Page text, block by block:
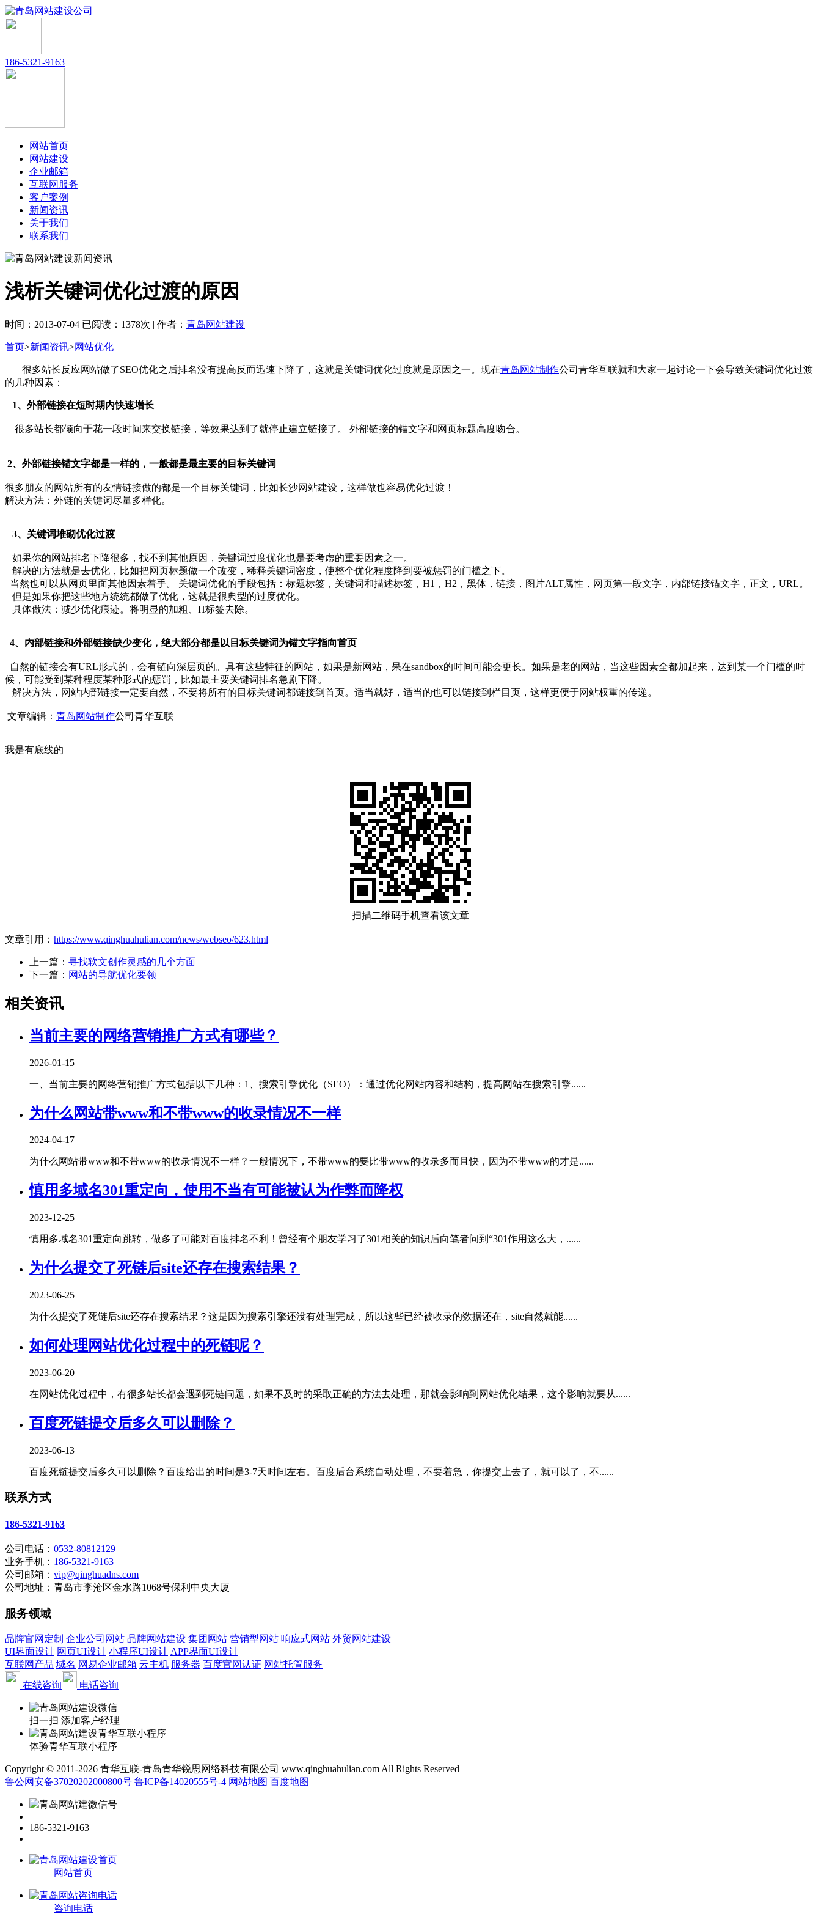
186-5321-9163
网站首页
网站建设
企业邮箱
互联网服务
客户案例
新闻资讯
关于我们
联系我们
浅析关键词优化过渡的原因
时间：2013-07-04 已阅读：1378次 | 作者： 青岛网站建设
首页>新闻资讯>网站优化
很多站长反应网站做了SEO优化之后排名没有提高反而迅速下降了，这就是关键词优化过度就是原因之一。现在青岛网站制作公司青华互联就和大家一起讨论一下会导致关键词优化过渡
的几种因素：
1、外部链接在短时期内快速增长
很多站长都倾向于花一段时间来交换链接，等效果达到了就停止建立链接了。 外部链接的锚文字和网页标题高度吻合。
2、外部链接锚文字都是一样的，一般都是最主要的目标关键词
很多朋友的网站所有的友情链接做的都是一个目标关键词，比如长沙网站建设，这样做也容易优化过渡！
解决方法：外链的关键词尽量多样化。
3、关键词堆砌优化过渡
如果你的网站排名下降很多，找不到其他原因，关键词过度优化也是要考虑的重要因素之一。
解决的方法就是去优化，比如把网页标题做一个改变，稀释关键词密度，使整个优化程度降到要被惩罚的门槛之下。
当然也可以从网页里面其他因素着手。 关键词优化的手段包括：标题标签，关键词和描述标签，H1，H2，黑体，链接，图片ALT属性，网页第一段文字，内部链接锚文字，正文，URL。
但是如果你把这些地方统统都做了优化，这就是很典型的过度优化。
具体做法：减少优化痕迹。将明显的加粗、H标签去除。
4、内部链接和外部链接缺少变化，绝大部分都是以目标关键词为锚文字指向首页
自然的链接会有URL形式的，会有链向深层页的。具有这些特征的网站，如果是新网站，呆在sandbox的时间可能会更长。如果是老的网站，当这些因素全都加起来，达到某一个门槛的时
候，可能受到某种程度某种形式的惩罚，比如最主要关键词排名急剧下降。
解决方法，网站内部链接一定要自然，不要将所有的目标关键词都链接到首页。适当就好，适当的也可以链接到栏目页，这样更便于网站权重的传递。
文章编辑： 青岛网站制作公司青华互联
我是有底线的
扫描二维码手机查看该文章
文章引用： https://www.qinghuahulian.com/news/webseo/623.html
上一篇： 寻找软文创作灵感的几个方面
下一篇： 网站的导航优化要领
相关资讯
当前主要的网络营销推广方式有哪些？
2026-01-15
一、当前主要的网络营销推广方式包括以下几种‌：1、‌搜索引擎优化（SEO）‌：通过优化网站内容和结构，提高网站在搜索引擎......
为什么网站带www和不带www的收录情况不一样
2024-04-17
为什么网站带www和不带www的收录情况不一样？一般情况下，不带www的要比带www的收录多而且快，因为不带www的才是......
慎用多域名301重定向，使用不当有可能被认为作弊而降权
2023-12-25
慎用多域名301重定向跳转，做多了可能对百度排名不利！曾经有个朋友学习了301相关的知识后向笔者问到“301作用这么大，......
为什么提交了死链后site还存在搜索结果？
2023-06-25
为什么提交了死链后site还存在搜索结果？这是因为搜索引擎还没有处理完成，所以这些已经被收录的数据还在，site自然就能......
如何处理网站优化过程中的死链呢？
2023-06-20
在网站优化过程中，有很多站长都会遇到死链问题，如果不及时的采取正确的方法去处理，那就会影响到网站优化结果，这个影响就要从......
百度死链提交后多久可以删除？
2023-06-13
百度死链提交后多久可以删除？百度给出的时间是3-7天时间左右。百度后台系统自动处理，不要着急，你提交上去了，就可以了，不......
联系方式
186-5321-9163
公司电话： 0532-80812129
业务手机： 186-5321-9163
公司邮箱： vip@qinghuadns.com
公司地址：青岛市李沧区金水路1068号保利中央大厦
服务领域
品牌官网定制 企业公司网站 品牌网站建设 集团网站 营销型网站 响应式网站 外贸网站建设
UI界面设计 网页UI设计 小程序UI设计 APP界面UI设计
互联网产品 域名 网易企业邮箱 云主机 服务器 百度官网认证 网站托管服务
在线咨询
电话咨询
扫一扫 添加客户经理
体验青华互联小程序
Copyright © 2011-2026 青华互联-青岛青华锐思网络科技有限公司 www.qinghuahulian.com All Rights Reserved
鲁公网安备37020202000800号 鲁ICP备14020555号-4 网站地图 百度地图
186-5321-9163
网站首页
咨询电话